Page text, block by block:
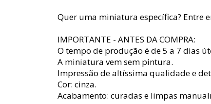
Quer uma miniatura específica? Entre
IMPORTANTE - ANTES DA COMPRA:
O tempo de produção é de 5 a 7 dias
A miniatura vem sem pintura.
Impressão de altíssima qualidade e
Cor: cinza.
Acabamento: curadas e limpas